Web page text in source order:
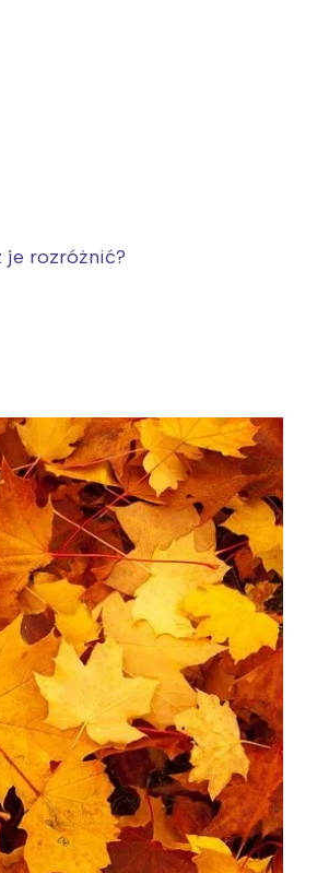
je rozróżnić?